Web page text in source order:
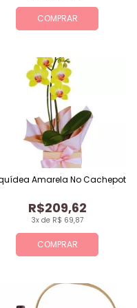
COMPRAR
COMPRAR
3x de R$ 69,87
R$209,62
Amarela No Cachepot